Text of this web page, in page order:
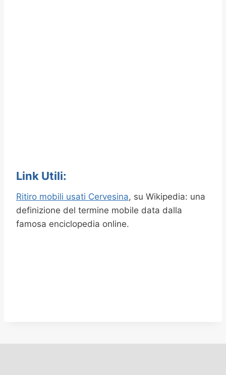
Link Utili:
Ritiro mobili usati Cervesina, su Wikipedia: una
definizione del termine mobile data dalla
famosa enciclopedia online.